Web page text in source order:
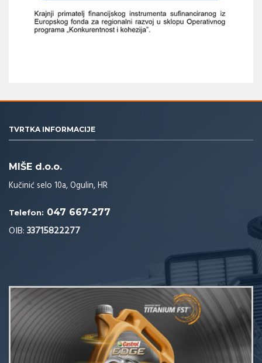
TVRTKA INFORMACIJE
MIŠE d.o.o.
Kučinić selo 10a, Ogulin, HR
Telefon: 047 667-277
OIB:33715822277